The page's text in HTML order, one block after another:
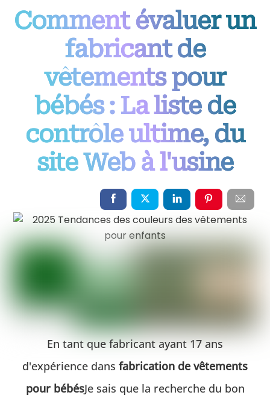
Comment évaluer un
fabricant de
vêtements pour
bébés : La liste de
contrôle ultime, du
site Web à l'usine
En tant que fabricant ayant 17 ans
d'expérience dans fabrication de vêtements
pour bébésJe sais que la recherche du bon